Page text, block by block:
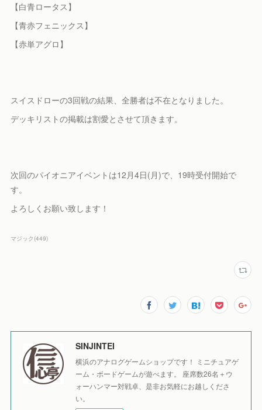
【白青ロータス】
【青赤フェニックス】
【赤単アグロ】
スイスドローの3回戦の結果、全勝者は不在となりました。
デッキリストの掲載は割愛とさせて頂きます。
次回のパイオニアイベントは12月4日(月)で、19時受付開始で
す。
よろしくお願い致します！
マジック (449)
SINJINTEI
横浜のアナログゲームショップです！ ミニチュアゲ
ーム・ボードゲームが遊べます。 座席数26名＋ウ
ォーハンマー対戦卓、是非お気軽にお越しくださ
い。